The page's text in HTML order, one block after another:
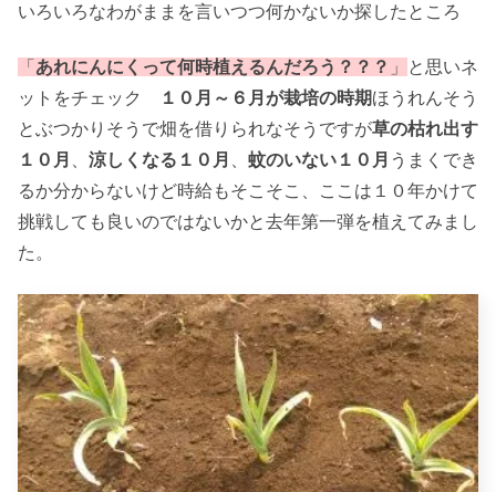
いろいろなわがままを言いつつ何かないか探したところ
「 あれにんにくって何時植えるんだろう？？？ 」
と思いネ
ットをチェック
１０月～６月が栽培の時期ほうれんそう
とぶつかりそうで畑を借りられなそうですが草の枯れ出す
１０月
涼しくなる１０月 蚊のいない１０月 うまくでき
るか分からないけど時給もそこそこ、ここは１０年かけて
挑戦しても良いのではないかと去年第一弾を植えてみまし
た。